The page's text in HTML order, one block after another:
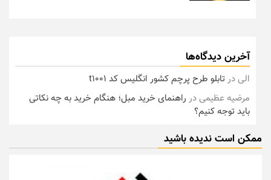
آخرین دیدگاه‌ها
الیدرتابلو طرح پرچم کشور انگلیس کد t1001
مرضیه عظیمیدر راهنمای خرید مبل؛ هنگام خرید به چه نکاتی
باید توجه کنیم؟
ممکن است ندیده باشید